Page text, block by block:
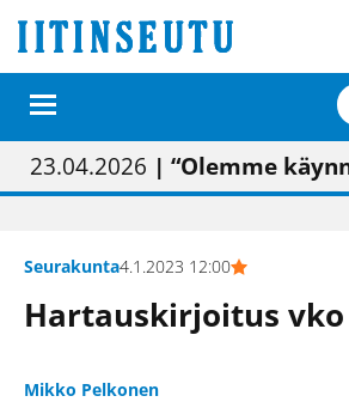
01.02.2026 | Painon vaihtumisen pitäisi näkyä hieman
05.02.2026 | Uudistettu
23.04.2026 | “Olemme käynnistämässä
09.05.2026| "Maalla on totuttu elämään
Seurakunta4.1.2023 12:00
Hartauskirjoitus vko
Mikko Pelkonen